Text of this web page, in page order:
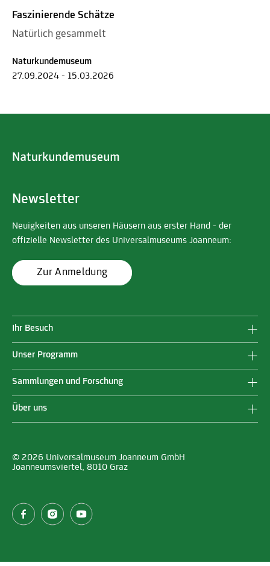
Faszinierende Schätze
Natürlich gesammelt
Naturkundemuseum
27.09.2024 - 15.03.2026
Newsletter
Neuigkeiten aus unseren Häusern aus erster Hand - der
offizielle Newsletter des Universalmuseums Joanneum:
Zur Anmeldung
Ihr Besuch
Unser Programm
Sammlungen und Forschung
Über uns
© 2026 Universalmuseum Joanneum GmbH
Joanneumsviertel, 8010 Graz